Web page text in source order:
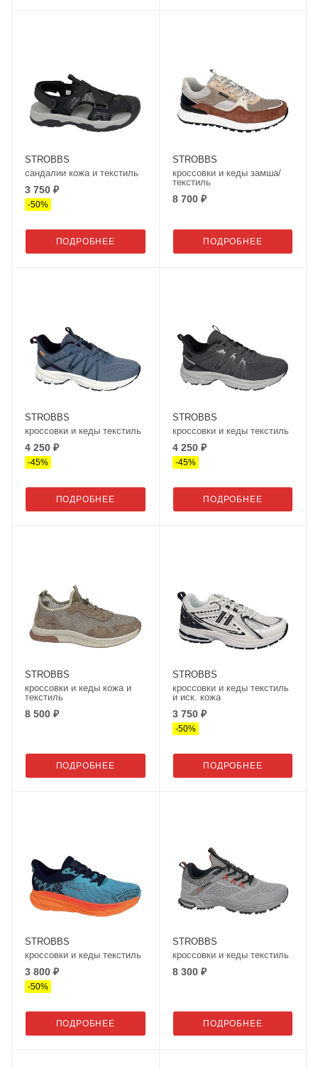
STROBBS
сандалии кожа и текстиль
3 750 ₽
-50%
ПОДРОБНЕЕ
STROBBS
кроссовки и кеды замша/
текстиль
8 700 ₽
ПОДРОБНЕЕ
STROBBS
кроссовки и кеды текстиль
4 250 ₽
-45%
ПОДРОБНЕЕ
STROBBS
кроссовки и кеды текстиль
4 250 ₽
-45%
ПОДРОБНЕЕ
STROBBS
кроссовки и кеды кожа и
текстиль
8 500 ₽
ПОДРОБНЕЕ
STROBBS
кроссовки и кеды текстиль
и иск. кожа
3 750 ₽
-50%
ПОДРОБНЕЕ
STROBBS
кроссовки и кеды текстиль
3 800 ₽
-50%
ПОДРОБНЕЕ
STROBBS
кроссовки и кеды текстиль
8 300 ₽
ПОДРОБНЕЕ